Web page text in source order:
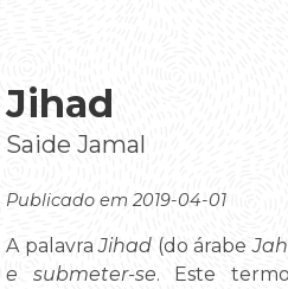
Jihad
Saide Jamal
Publicado em 2019-04-01
A palavraJihad (do árabe
e submeter-se. Este